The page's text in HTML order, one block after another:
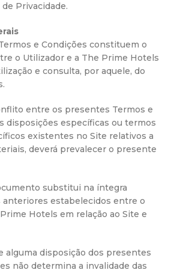
Privacidade.
e Condições constituem o
o Utilizador e a The Prime Hotels
e consulta, por aquele, do
entre os presentes Termos e
disposições específicas ou termos
existentes no Site relativos a
deverá prevalecer o presente
substitui na íntegra
anteriores estabelecidos entre o
Hotels em relação ao Site e
alguma disposição dos presentes
não determina a invalidade das